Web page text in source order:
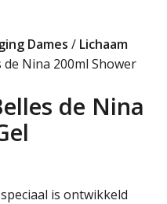
Dames / Lichaam
de Nina 200ml Shower
de Nina
is ontwikkeld